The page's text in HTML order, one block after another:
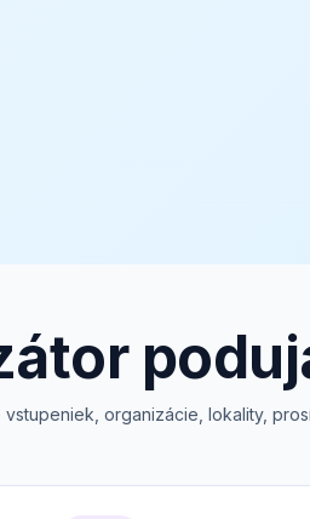
organizácie, lokality,